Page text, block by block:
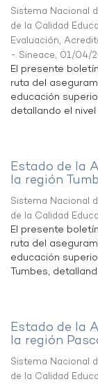
Sistema Nacional
de la Calidad
Evaluación,
- Sineace, 01/04/
El presente
ruta del
educación
detallando el
Estado de la
la región
Sistema Nacional
de la Calidad
El presente
ruta del
educación
Tumbes,
Estado de la
la región
Sistema Nacional
de la Calidad